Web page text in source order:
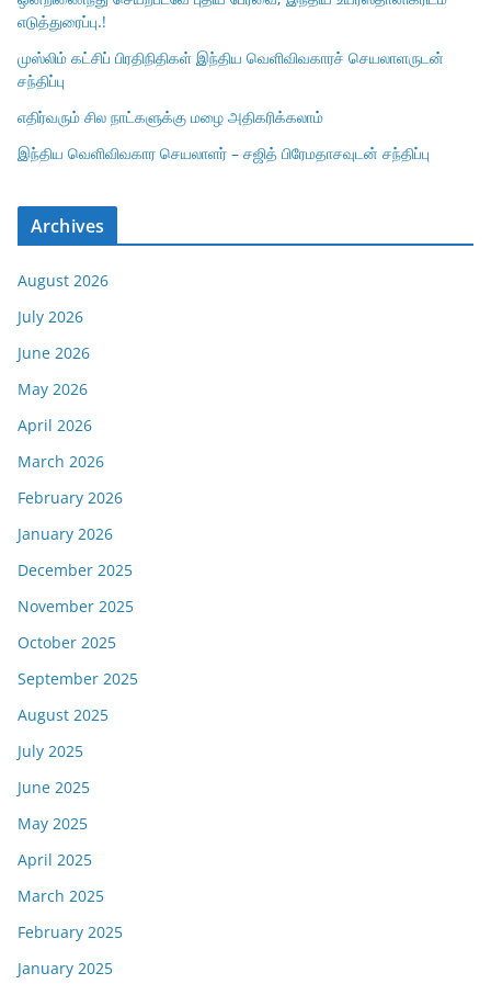
எடுத்துரைப்பு.!
முஸ்லிம் கட்சிப் பிரதிநிதிகள் இந்திய வெளிவிவகாரச் செயலாளருடன்
சந்திப்பு
எதிர்வரும் சில நாட்களுக்கு மழை அதிகரிக்கலாம்
இந்திய வெளிவிவகார செயலாளர் – சஜித் பிரேமதாசவுடன் சந்திப்பு
Archives
August 2026
July 2026
June 2026
May 2026
April 2026
March 2026
February 2026
January 2026
December 2025
November 2025
October 2025
September 2025
August 2025
July 2025
June 2025
May 2025
April 2025
March 2025
February 2025
January 2025